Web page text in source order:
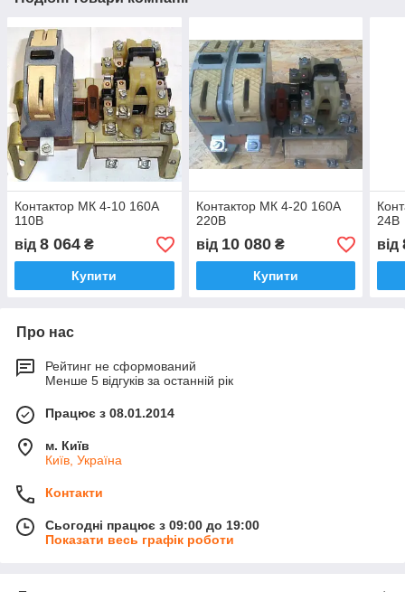
Контактор МК 4-10 160А
110В
від 8 064 ₴
Купити
Контактор МК 4-20 160А
220В
від 10 080₴
Купити
24В
від
Про нас
Рейтинг не сформований
Менше 5 відгуків за останній рік
Працює з 08.01.2014
м. Київ
Київ, Україна
Контакти
Сьогодні працює з 09:00 до 19:00
Показати весь графік роботи